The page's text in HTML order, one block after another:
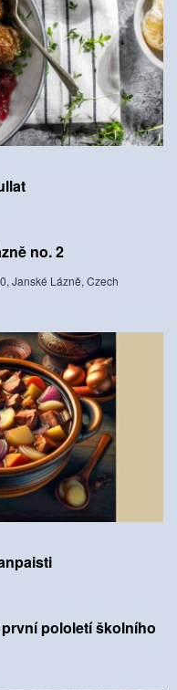
no. 2
Janské Lázně, Czech
pololetí školního